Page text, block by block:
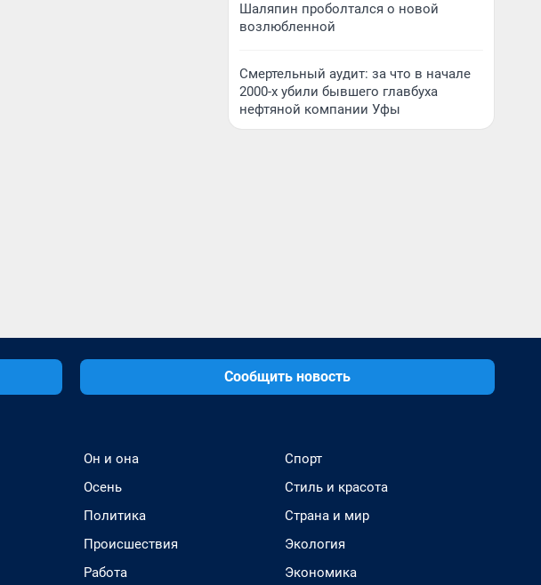
Шаляпин проболтался о новой
возлюбленной
Смертельный аудит: за что в начале
2000-х убили бывшего главбуха
нефтяной компании Уфы
Сообщить новость
Он и она
Осень
Политика
Происшествия
Работа
Спорт
Стиль и красота
Страна и мир
Экология
Экономика